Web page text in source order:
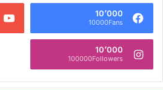
10٬000
10000Fans
10٬000
100000Followers